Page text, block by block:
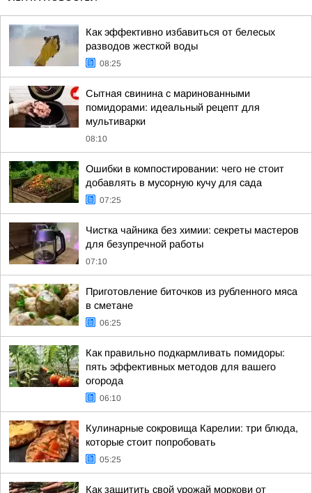
Как эффективно избавиться от белесых
разводов жесткой воды
08:25
Сытная свинина с маринованными
помидорами: идеальный рецепт для
мультиварки
08:10
Ошибки в компостировании: чего не стоит
добавлять в мусорную кучу для сада
07:25
Чистка чайника без химии: секреты мастеров
для безупречной работы
07:10
Приготовление биточков из рубленного мяса
в сметане
06:25
Как правильно подкармливать помидоры:
пять эффективных методов для вашего
огорода
06:10
Кулинарные сокровища Карелии: три блюда,
которые стоит попробовать
05:25
Как защитить свой урожай моркови от